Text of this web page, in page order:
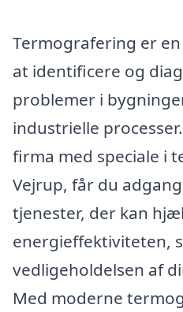
Termografering er
at identificere og
problemer i
industrielle
firma med speciale i
Vejrup, får du
tjenester, der kan
energieffektiviteten,
vedligeholdelsen af
Med moderne